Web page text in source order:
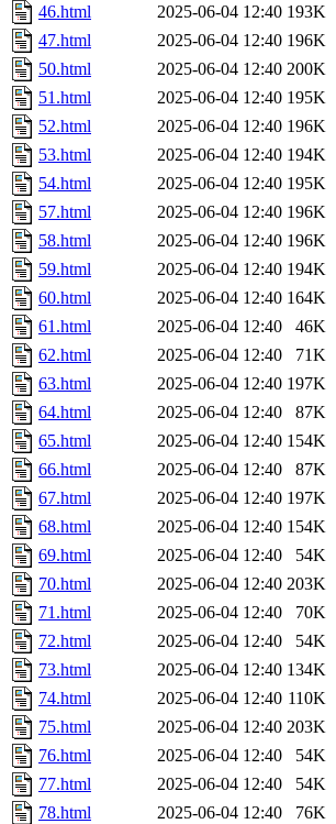
46.html
2025-06-04 12:40 193K
47.html
2025-06-04 12:40 196K
50.html
2025-06-04 12:40 200K
51.html
2025-06-04 12:40 195K
52.html
2025-06-04 12:40 196K
53.html
2025-06-04 12:40 194K
54.html
2025-06-04 12:40 195K
57.html
2025-06-04 12:40 196K
58.html
2025-06-04 12:40 196K
59.html
2025-06-04 12:40 194K
60.html
2025-06-04 12:40 164K
61.html
2025-06-04 12:40
46K
62.html
2025-06-04 12:40
71K
63.html
2025-06-04 12:40 197K
64.html
2025-06-04 12:40
87K
65.html
2025-06-04 12:40 154K
66.html
2025-06-04 12:40
87K
67.html
2025-06-04 12:40 197K
68.html
2025-06-04 12:40 154K
69.html
2025-06-04 12:40
54K
70.html
2025-06-04 12:40 203K
71.html
2025-06-04 12:40
70K
72.html
2025-06-04 12:40
54K
73.html
2025-06-04 12:40 134K
74.html
2025-06-04 12:40 110K
75.html
2025-06-04 12:40 203K
76.html
2025-06-04 12:40
54K
77.html
2025-06-04 12:40
54K
78.html
2025-06-04 12:40
76K